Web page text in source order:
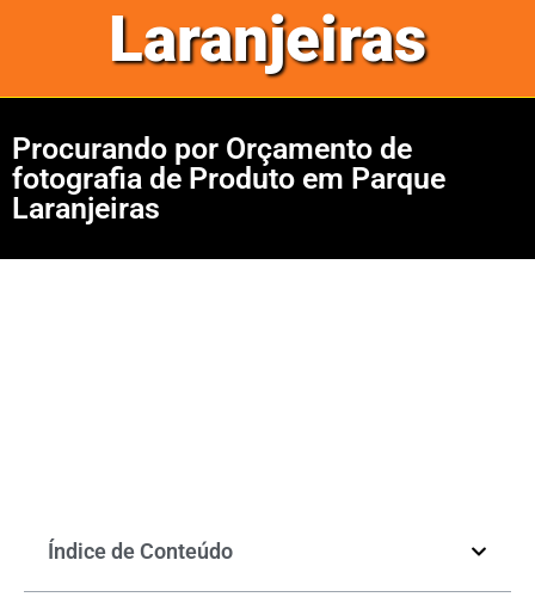
Laranjeiras
Procurando por Orçamento de
fotografia de Produto em Parque
Laranjeiras
Índice de Conteúdo